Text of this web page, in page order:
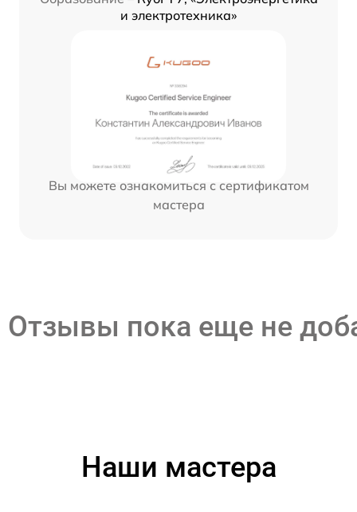
и электротехника»
Вы можете ознакомиться с сертификатом
мастера
Отзывы пока еще не
Наши мастера